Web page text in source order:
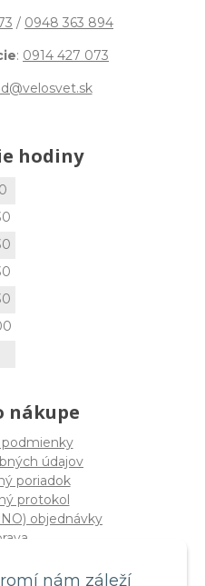
nám záleží
/ 0948 363 894
: 0914 427 073
hodiny
nákupe
údajov
poriadok
protokol
objednávky
2025"